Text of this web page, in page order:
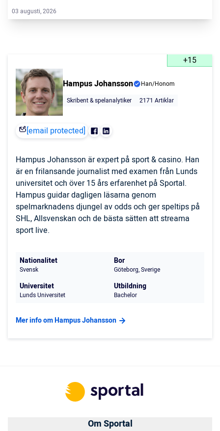
03 augusti, 2026
+15
Hampus Johansson
Han/Honom
Skribent & spelanalytiker
2171 Artiklar
[email protected]
Hampus Johansson är expert på sport & casino. Han
är en frilansande journalist med examen från Lunds
universitet och över 15 års erfarenhet på Sportal.
Hampus guidar dagligen läsarna genom
spelmarknadens djungel av odds och ger speltips på
SHL, Allsvenskan och de bästa sätten att streama
sport live.
Nationalitet
Svensk
Bor
Göteborg, Sverige
Universitet
Lunds Universitet
Utbildning
Bachelor
Mer info om Hampus Johansson
Om Sportal